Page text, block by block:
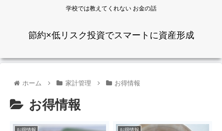
学校では教えてくれない お金の話
節約×低リスク投資でスマートに資産形成
ホーム 家計管理 お得情報
お得情報